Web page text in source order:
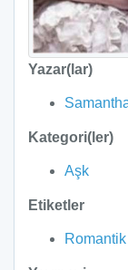
Yazar(lar)
Kategori(ler)
Aşk
Etiketler
Romantik